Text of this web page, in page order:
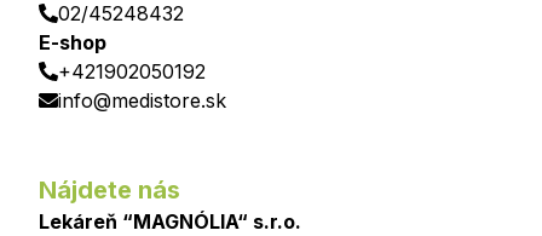
02/45248432
E-shop
+421902050192
info@medistore.sk
Nájdete nás
Lekáreň “MAGNÓLIA“ s.r.o.